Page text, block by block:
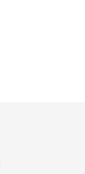
er
in de